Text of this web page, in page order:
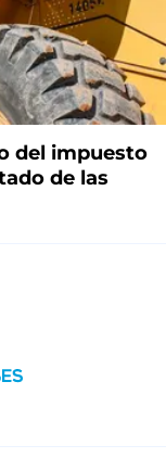
del impuesto
de las